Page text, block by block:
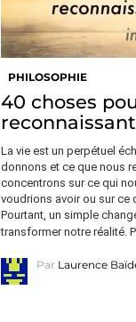
PHILOSOPHIE
40 choses
La vie est un perpétuel
donnons et ce que nous
concentrons sur ce qui
voudrions avoir ou sur ce
Pourtant, un simple
transformer notre réalité.
Par Laurence